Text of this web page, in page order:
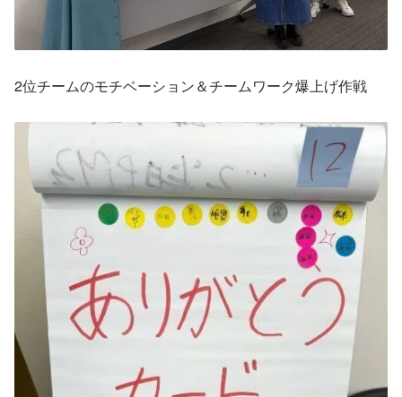
2位チームのモチベーション＆チームワーク爆上げ作戦